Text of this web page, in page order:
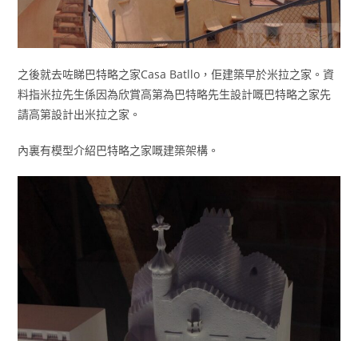
之後就去咗睇巴特略之家Casa Batllo，佢建築早於米拉之家。資
料指米拉先生係因為欣賞高第為巴特略先生設計嘅巴特略之家先
請高第設計出米拉之家。
內裏有模型介紹巴特略之家嘅建築架構。